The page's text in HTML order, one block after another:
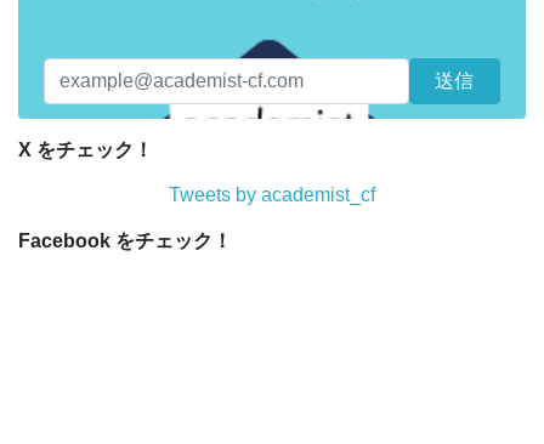
X をチェック！
Tweets by academist_cf
Facebook をチェック！